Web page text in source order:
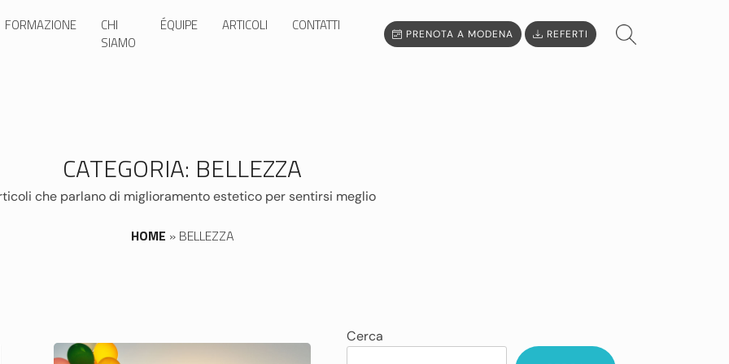
FORMAZIONE
CHI
SIAMO
ÉQUIPE ARTICOLI CONTATTI
PRENOTA A MODENA REFERTI
CATEGORIA: BELLEZZA
che parlano di miglioramento estetico per sentirsi meglio
HOME » BELLEZZA
Cerca